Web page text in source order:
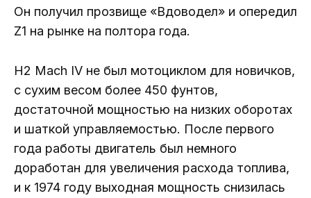
Он получил прозвище «Вдоводел» и опередил
Z1 на рынке на полтора года.
H2 Mach IV не был мотоциклом для новичков,
с сухим весом более 450 фунтов,
достаточной мощностью на низких оборотах
и ​​шаткой управляемостью. После первого
года работы двигатель был немного
доработан для увеличения расхода топлива,
и к 1974 году выходная мощность снизилась